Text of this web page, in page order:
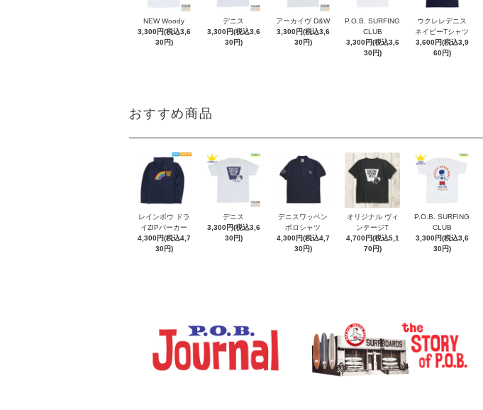
NEW Woody
3,300円(税込3,6
30円)
デニス
3,300円(税込3,6
30円)
アーカイヴ D&W
3,300円(税込3,6
30円)
P.O.B. SURFING
CLUB
3,300円(税込3,6
30円)
ウクレレデニス
ネイビーTシャツ
3,600円(税込3,9
60円)
おすすめ商品
レインボウ ドラ
イZIPパーカー
4,300円(税込4,7
30円)
デニス
3,300円(税込3,6
30円)
デニスワッペン
ポロシャツ
4,300円(税込4,7
30円)
オリジナル ヴィ
ンテージT
4,700円(税込5,1
70円)
P.O.B. SURFING
CLUB
3,300円(税込3,6
30円)